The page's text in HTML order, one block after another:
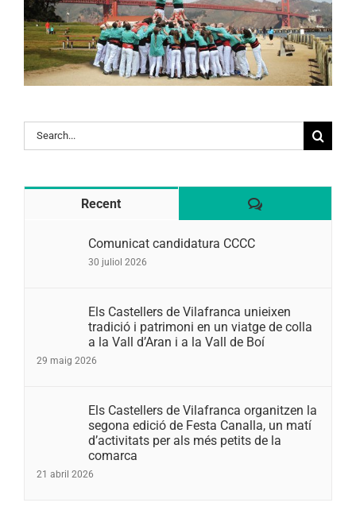
Search
for:
Recent Comentaris
Comunicat candidatura CCCC
30 juliol 2026
Els Castellers de Vilafranca unieixen
tradició i patrimoni en un viatge de colla
a la Vall d’Aran i a la Vall de Boí
29 maig 2026
Els Castellers de Vilafranca organitzen la
segona edició de Festa Canalla, un matí
d’activitats per als més petits de la
comarca
21 abril 2026